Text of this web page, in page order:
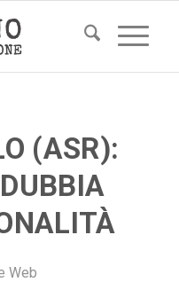
(ASR):
Web